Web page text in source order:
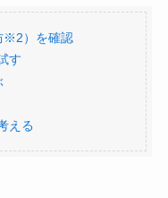
※2）を確認
す
える